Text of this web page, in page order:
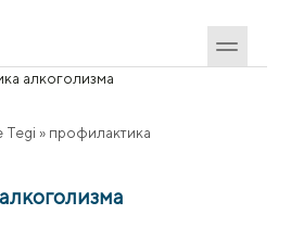
алкоголизма
Tegi » профилактика